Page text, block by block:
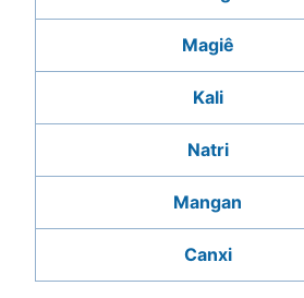
Magiê
Kali
Natri
Mangan
Canxi